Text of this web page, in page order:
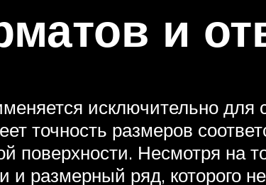
и
исключительно
точность размеров
поверхности. Несмотря на
и размерный ряд, которого